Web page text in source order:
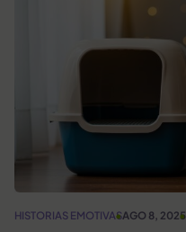
HISTORIAS EMOTIVASAGO 8, 2025